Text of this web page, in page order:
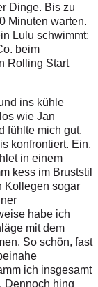
Dinge. Bis zu
Minuten warten.
Lulu schwimmt:
beim
Rolling Start
ins kühle
wie Jan
fühlte mich gut.
konfrontiert. Ein,
in einem
kess im Bruststil
Kollegen sogar
habe ich
mit dem
So schön, fast
ich insgesamt
Dennoch hing